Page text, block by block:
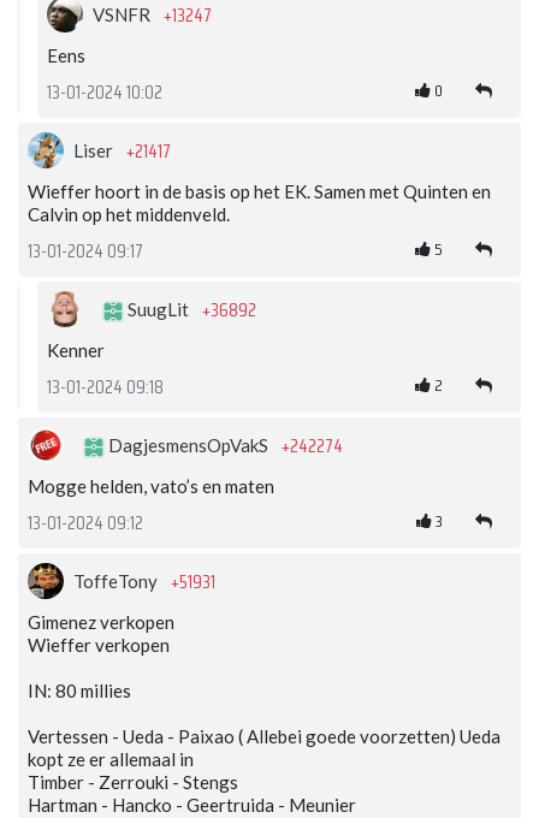
VSNFR +13247
Eens
13-01-2024 10:02 0
Liser +21417
Wieffer hoort in de basis op het EK. Samen met Quinten en
Calvin op het middenveld.
13-01-2024 09:17 5
SuugLit +36892
Kenner
13-01-2024 09:18 2
DagjesmensOpVakS +242274
Mogge helden, vato’s en maten
13-01-2024 09:12 3
ToffeTony +51931
Gimenez verkopen
Wieffer verkopen
IN: 80 millies
Vertessen - Ueda - Paixao ( Allebei goede voorzetten) Ueda
kopt ze er allemaal in
Timber - Zerrouki - Stengs
Hartman - Hancko - Geertruida - Meunier